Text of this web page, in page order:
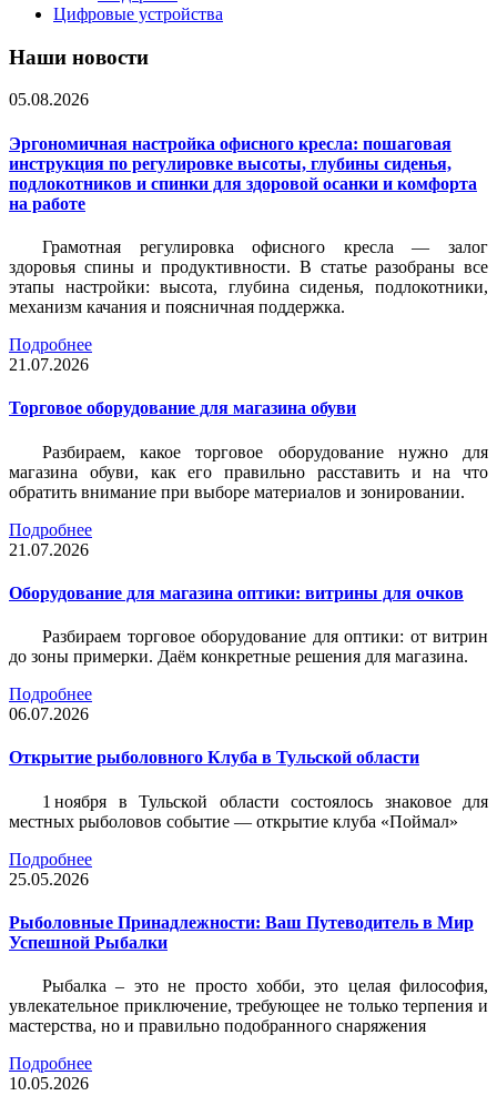
Цифровые устройства
Наши новости
05.08.2026
Эргономичная настройка офисного кресла: пошаговая
инструкция по регулировке высоты, глубины сиденья,
подлокотников и спинки для здоровой осанки и комфорта
на работе
Грамотная регулировка офисного кресла — залог
здоровья спины и продуктивности. В статье разобраны все
этапы настройки: высота, глубина сиденья, подлокотники,
механизм качания и поясничная поддержка.
Подробнее
21.07.2026
Торговое оборудование для магазина обуви
Разбираем, какое торговое оборудование нужно для
магазина обуви, как его правильно расставить и на что
обратить внимание при выборе материалов и зонировании.
Подробнее
21.07.2026
Оборудование для магазина оптики: витрины для очков
Разбираем торговое оборудование для оптики: от витрин
до зоны примерки. Даём конкретные решения для магазина.
Подробнее
06.07.2026
Открытие рыболовного Клуба в Тульской области
1 ноября в Тульской области состоялось знаковое для
местных рыболовов событие — открытие клуба «Поймал»
Подробнее
25.05.2026
Рыболовные Принадлежности: Ваш Путеводитель в Мир
Успешной Рыбалки
Рыбалка – это не просто хобби, это целая философия,
увлекательное приключение, требующее не только терпения и
мастерства, но и правильно подобранного снаряжения
Подробнее
10.05.2026